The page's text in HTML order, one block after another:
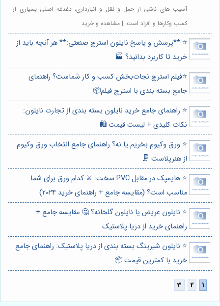
آسیب های ناشی از حمل و نقل و انبارداری، دغدغه اصلی بسیاری از
کسب وکارها و افراد است. | مشاهده و خرید
⭐️ **پرسش و پاسخ نایلون استرچ صنعتی:** هر آنچه باید از
خرید تا کاربرد بدانید؟ 🏭
⭐️فیلم استرچ نجات‌بخش کسب و کار شماست؟ راهنمای
جامع بسته بندی با استرچ فیلم📦
⭐️ راهنمای جامع خرید نایلون بسته بندی از تجارت نایلون:
نکات کلیدی + لیست قیمت 🛍️
⭐️ ورق وکیوم بخریم یا نه؟ راهنمای جامع انتخاب ورق وکیوم
از هنرپلاست 🗜️
⭐️ هایمپک در مقابل PVC سخت: ⚔️ کدام ورق برای شما
مناسب است؟ (مقایسه جامع + راهنمای خرید 2024)
⭐️ نایلون عریض یا نایلون گلخانه؟ 🤔 مقایسه جامع +
راهنمای خرید از دریا پلاستیک
⭐️ نایلون شیرینگ بسته بندی از دریا پلاستیک: راهنمای جامع
خرید با کمترین قیمت 📦